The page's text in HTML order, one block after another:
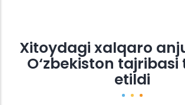
Xitoydagi xalqaro
O‘zbekiston
etildi